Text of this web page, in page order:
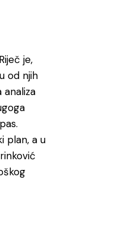
je,
od njih
plan, a u